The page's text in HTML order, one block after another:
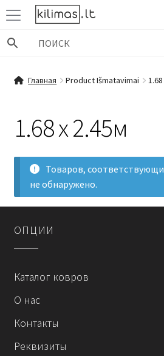
Перейти
навигации
Перейти
содержимому
Главная Product Išmatavimai
1.68 x 2.45м
Товаров,
не обнаружено.
OПЦИИ
Каталог ковров
О нас
Контакты
Реквизиты